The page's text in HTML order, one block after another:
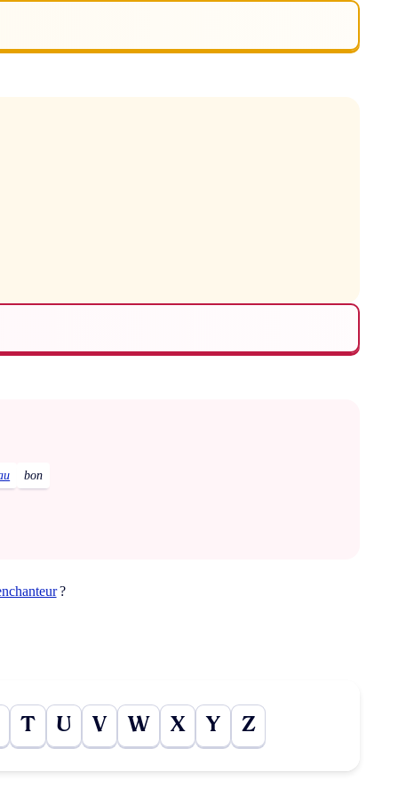
bon
?
T U V W X Y Z